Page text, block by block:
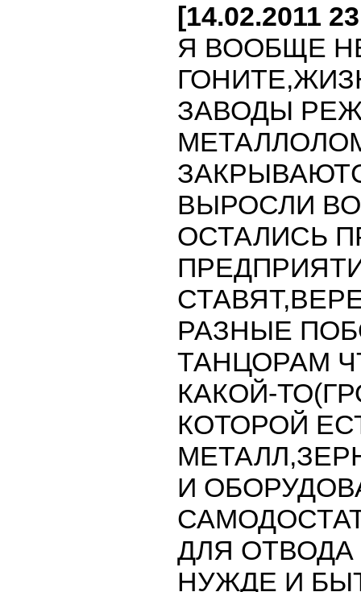
[14.02.2011
Я ВООБЩЕ
ЗАВОДЫ
ВЫРОСЛИ
ОСТАЛИСЬ
РАЗНЫЕ
ТАНЦОРАМ
КАКОЙ-
КОТОРОЙ
И
ДЛЯ ОТВОДА
НУЖДЕ И